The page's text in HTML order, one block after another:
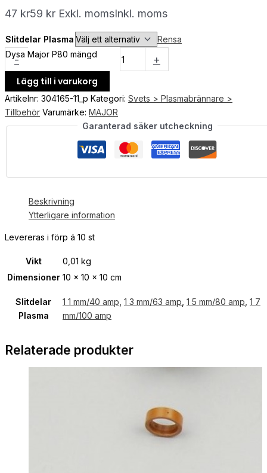
47 kr59 kr Exkl. momsInkl. moms
Slitdelar Plasma Rensa
-
Dysa Major P80 mängd +
Lägg till i varukorg
Artikelnr: 304165-11_p Kategori: Svets > Plasmabrännare >
Tillbehör Varumärke: MAJOR
Garanterad säker utcheckning
Beskrivning
Ytterligare information
Levereras i förp á 10 st
Vikt
0,01 kg
Dimensioner 10 × 10 × 10 cm
Slitdelar
Plasma
1 1 mm/40 amp 1 3 mm/63 amp 1 5 mm/80 amp 1 7
mm/100 amp
Relaterade produkter